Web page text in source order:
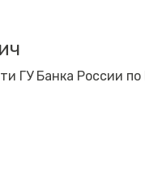
ГУ Банка России